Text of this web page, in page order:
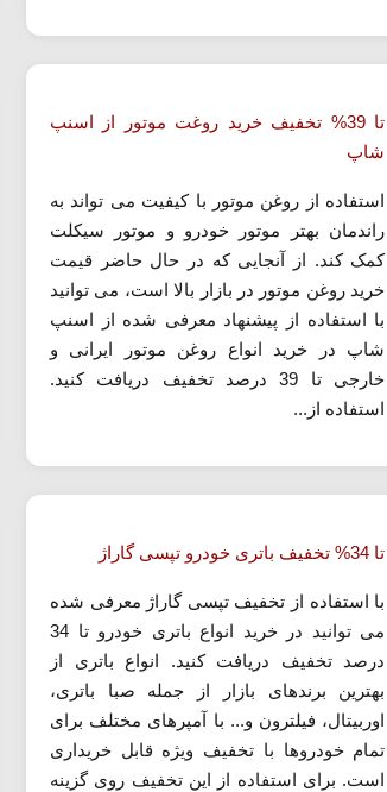
تا 39% تخفیف خرید روغت موتور از اسنپ
شاپ
استفاده از روغن موتور با کیفیت می تواند به
راندمان بهتر موتور خودرو و موتور سیکلت
کمک کند. از آنجایی که در حال حاضر قیمت
خرید روغن موتور در بازار بالا است، می توانید
با استفاده از پیشنهاد معرفی شده از اسنپ
شاپ در خرید انواع روغن موتور ایرانی و
خارجی تا 39 درصد تخفیف دریافت کنید.
استفاده از...
تا 34% تخفیف باتری خودرو تپسی گاراژ
با استفاده از تخفیف تپسی گاراژ معرفی شده
می توانید در خرید انواع باتری خودرو تا 34
درصد تخفیف دریافت کنید. انواع باتری از
بهترین برندهای بازار از جمله صبا باتری،
اوربیتال، فیلترون و... با آمپرهای مختلف برای
تمام خودروها با تخفیف ویژه قابل خریداری
است. برای استفاده از این تخفیف روی گزینه